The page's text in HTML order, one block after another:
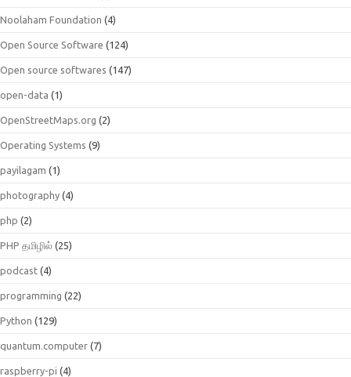
Noolaham Foundation (4)
Open Source Software (124)
Open source softwares (147)
open-data (1)
OpenStreetMaps.org (2)
Operating Systems (9)
payilagam (1)
photography (4)
php (2)
PHP தமிழில் (25)
podcast (4)
programming (22)
Python (129)
quantum.computer (7)
raspberry-pi (4)